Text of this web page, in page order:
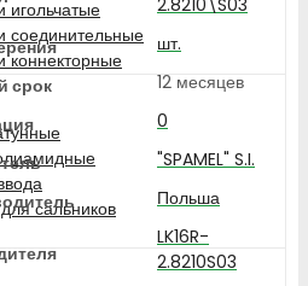
игольчатые
соединительные
коннекторные
сальников
шт.
срок
12 месяцев
0
"SPAMEL" S.I.
Польша
LK16R-
2.8210S03